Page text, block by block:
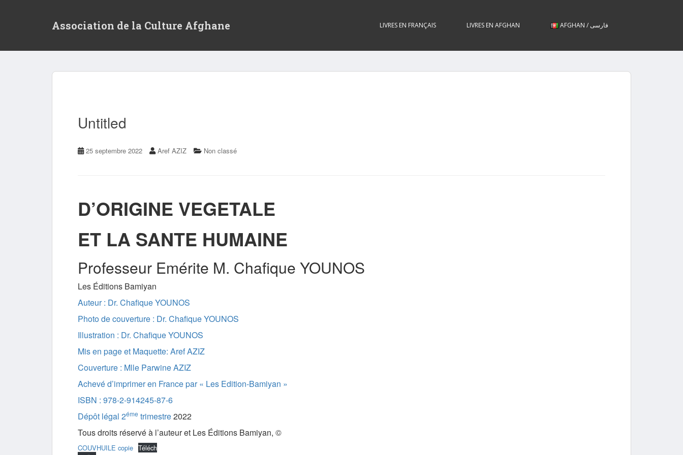
t
Association de la Culture Afghane LIVRES EN FRANÇAIS LIVRES EN AFGHAN AFGHAN / فارسی
Untitled
25 septembre 2022 Aref AZIZ Non classé
D’ORIGINE VEGETALE
ET LA SANTE HUMAINE
Professeur Emérite M. Chafique YOUNOS
Les Éditions Bamiyan
Auteur : Dr. Chafique YOUNOS
Photo de couverture : Dr. Chafique YOUNOS
Illustration : Dr. Chafique YOUNOS
Mis en page et Maquette: Aref AZIZ
Couverture : Mlle Parwine AZIZ
Achevé d’imprimer en France par « Les Edition-Bamiyan »
ISBN : 978-2-914245-87-6
Dépôt légal 2éme trimestre2022
Tous droits réservé à l’auteur et Les Éditions Bamiyan, ©
COUVHUILE copie Téléch